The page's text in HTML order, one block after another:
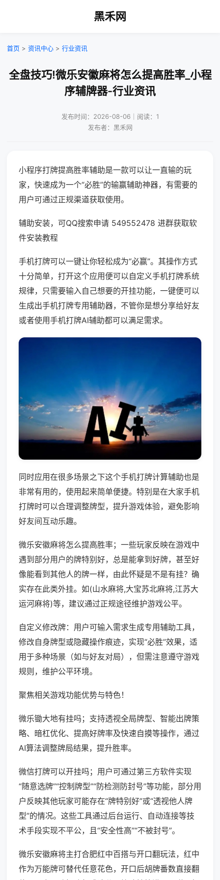
黑禾网
首页 > 资讯中心 > 行业资讯
全盘技巧!微乐安徽麻将怎么提高胜率_小程
序辅牌器-行业资讯
发布时间：2026-08-06｜阅读：1
发布者：黑禾网
小程序打牌提高胜率辅助是一款可以让一直输的玩
家，快速成为一个“必胜”的输赢辅助神器，有需要的
用户可通过正规渠道获取使用。
辅助安装，可QQ搜索申请 549552478 进群获取软
件安装教程
手机打牌可以一键让你轻松成为“必赢”。其操作方式
十分简单，打开这个应用便可以自定义手机打牌系统
规律，只需要输入自己想要的开挂功能，一键便可以
生成出手机打牌专用辅助器，不管你是想分享给好友
或者使用手机打牌AI辅助都可以满足需求。
同时应用在很多场景之下这个手机打牌计算辅助也是
非常有用的，使用起来简单便捷。特别是在大家手机
打牌时可以合理调整牌型，提升游戏体验，避免影响
好友间互动乐趣。
微乐安徽麻将怎么提高胜率；一些玩家反映在游戏中
遇到部分用户的牌特别好，总是能拿到好牌，甚至好
像能看到其他人的牌一样，由此怀疑是不是有挂？确
实存在此类外挂。如(山水麻将,大宝苏北麻将,江苏大
运河麻将)等，建议通过正规途径维护游戏公平。
自定义修改牌：用户可输入需求生成专用辅助工具，
修改自身牌型或隐藏操作痕迹，实现“必胜”效果，适
用于多种场景（如与好友对局），但需注意遵守游戏
规则，维护公平环境。
聚焦相关游戏功能优势与特色！
微乐锄大地有挂吗；支持透视全局牌型、智能出牌策
略、暗杠优化、提高好牌率及快速自摸等操作，通过
AI算法调整牌局结果，提升胜率。
微信打牌可以开挂吗；用户可通过第三方软件实现
“随意选牌”“控制牌型”“防检测防封号”等功能，部分用
户反映其他玩家可能存在“牌特别好”或“透视他人牌
型”的情况。这些工具通过后台运行、自动连接等技
术手段实现不平公，且“安全性高”“不被封号”。
微乐安徽麻将主打合肥红中百搭与开口翻玩法，红中
作为万能牌可替代任意花色，开口后胡牌番数直接翻